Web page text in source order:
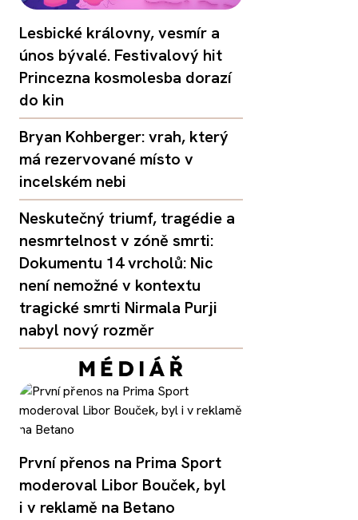
Lesbické královny, vesmír a
únos bývalé. Festivalový hit
Princezna kosmolesba dorazí
do kin
Bryan Kohberger: vrah, který
má rezervované místo v
incelském nebi
Neskutečný triumf, tragédie a
nesmrtelnost v zóně smrti:
Dokumentu 14 vrcholů: Nic
není nemožné v kontextu
tragické smrti Nirmala Purji
nabyl nový rozměr
První přenos na Prima Sport
moderoval Libor Bouček, byl
i v reklamě na Betano